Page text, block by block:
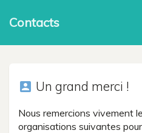
Contacts
account_box Un grand merci !
Nous remercions vivement
organisations suivantes